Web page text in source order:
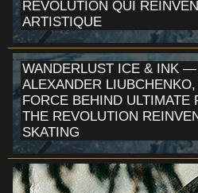
RÉVOLUTION QUI
ARTISTIQUE
WANDERLUST ICE & INK
ALEXANDER
FORCE BEHIND ULTIMATE
THE REVOLUTION
SKATING